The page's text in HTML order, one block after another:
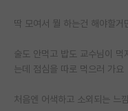
딱 모여서 뭘 하는건 해야할거
술도 안먹고 밥도 교수님이 먹
는데 점심을 따로 먹으러 가요
처음엔 어색하고 소외되는 느